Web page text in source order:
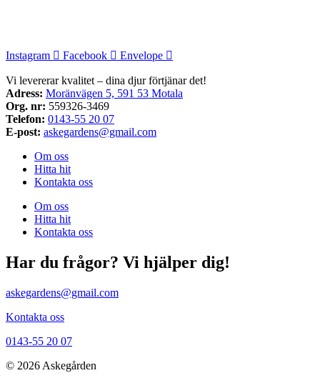
Instagram Facebook Envelope
Vi levererar kvalitet – dina djur förtjänar det!
Adress: Moränvägen 5, 591 53 Motala
Org. nr: 559326-3469
Telefon: 0143-55 20 07
E-post: askegardens@gmail.com
Om oss
Hitta hit
Kontakta oss
Om oss
Hitta hit
Kontakta oss
Har du frågor? Vi hjälper dig!
askegardens@gmail.com
Kontakta oss
0143-55 20 07
© 2026 Askegården